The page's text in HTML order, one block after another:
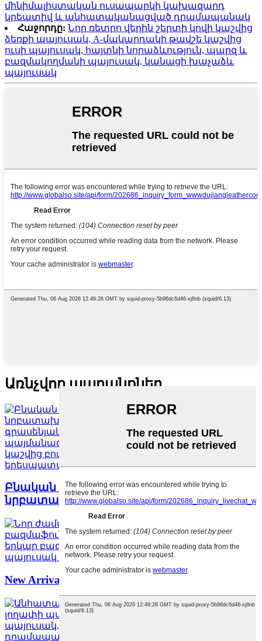
մինիմալիստական ​​ուսապարկի կախազարդ
կրեատիվ և անհատականացված դրամապանակ
Հաջորդը: Նոր ռետրո վերին շերտի կովի կաշվից
ձեռքի պայուսակ, A-մակարդակի թավշե կաշվից
ուսի պայուսակ, հայտնի նորաձևություն, պարզ և
բազմակողմանի պայուսակ, կանացի խաչաձև
պայուսակ
Առնչվող ապրանքներ
Բնական կաշվից թղթապանակ A4
նրբատախտակ մագնիսական ներծծող...
New Arrival New Men's Multi-Functional Large-...